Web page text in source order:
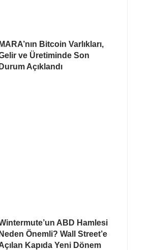
MARA’nın Bitcoin Varlıkları,
ve Üretiminde Son
Durum Açıklandı
ABD Hamlesi
Neden Önemli? Wall Street’e
Kapıda Yeni Dönem